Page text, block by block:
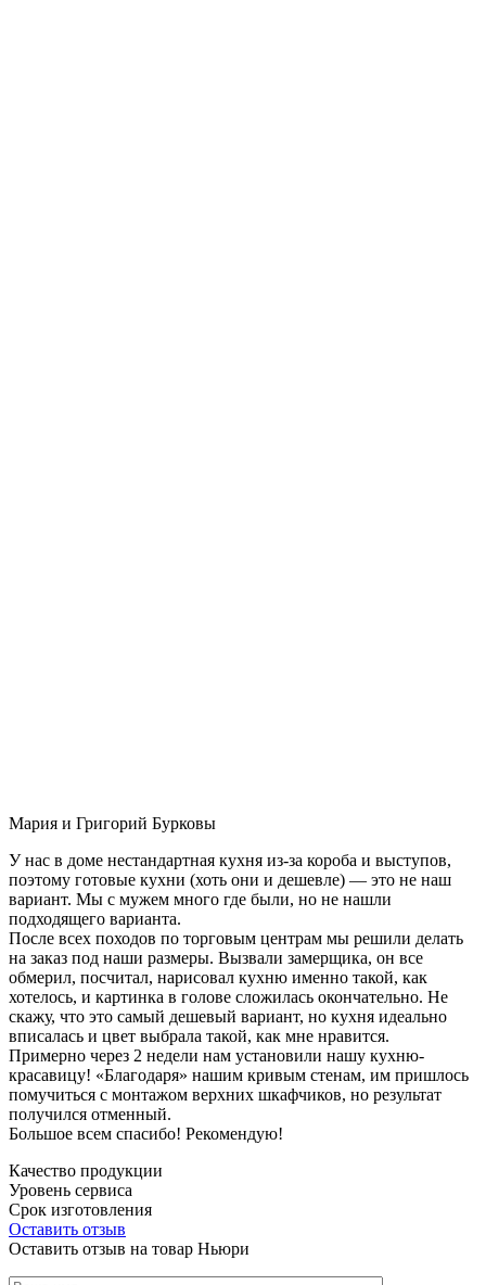
Мария и Григорий Бурковы
У нас в доме нестандартная кухня из-за короба и выступов,
поэтому готовые кухни (хоть они и дешевле) — это не наш
вариант. Мы с мужем много где были, но не нашли
подходящего варианта.
После всех походов по торговым центрам мы решили делать
на заказ под наши размеры. Вызвали замерщика, он все
обмерил, посчитал, нарисовал кухню именно такой, как
хотелось, и картинка в голове сложилась окончательно. Не
скажу, что это самый дешевый вариант, но кухня идеально
вписалась и цвет выбрала такой, как мне нравится.
Примерно через 2 недели нам установили нашу кухню-
красавицу! «Благодаря» нашим кривым стенам, им пришлось
помучиться с монтажом верхних шкафчиков, но результат
получился отменный.
Большое всем спасибо! Рекомендую!
Качество продукции
Уровень сервиса
Срок изготовления
Оставить отзыв
Оставить отзыв на товар Ньюри